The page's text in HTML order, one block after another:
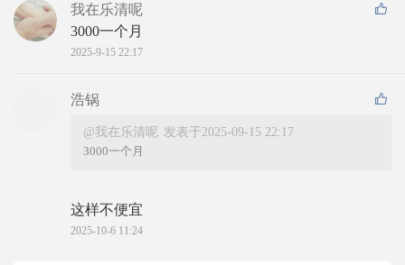
我在乐清呢
3000一个月
2025-9-15 22:17
浩锅
@我在乐清呢 发表于2025-09-15 22:17
3000一个月
这样不便宜
2025-10-6 11:24